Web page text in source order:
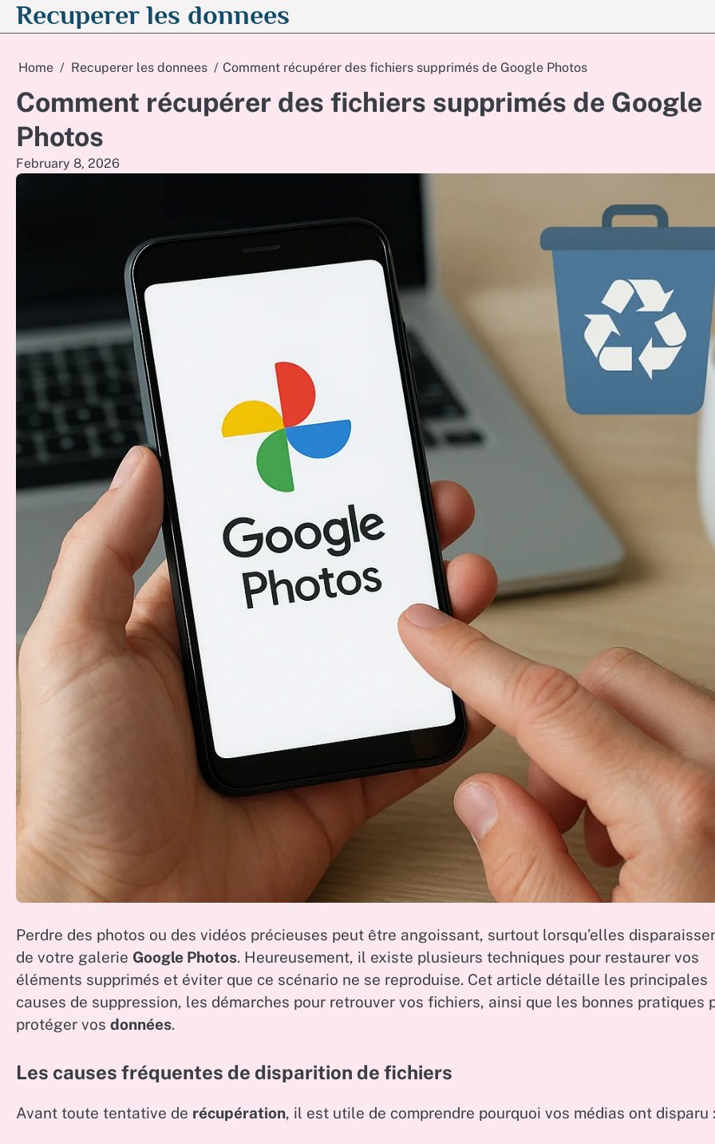
SkipRecuperer les donnees
Home Recuperer les donnees Comment récupérer des fichiers supprimés de Google Photos
Comment récupérer des fichiers supprimés de Google
Photos
February 8, 2026
Perdre des photos ou des vidéos précieuses peut être angoissant, surtout lorsqu’elles
de votre galerie Google Photos. Heureusement, il existe plusieurs techniques pour restaurer vos
éléments supprimés et éviter que ce scénario ne se reproduise. Cet article détaille les principales
causes de suppression, les démarches pour retrouver vos fichiers, ainsi que les bonnes pratiques
protéger vos données.
Les causes fréquentes de disparition de fichiers
Avant toute tentative de récupération, il est utile de comprendre pourquoi vos médias ont disparu :